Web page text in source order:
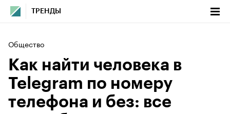
ТРЕНДЫ
Общество
Как найти человека в
Telegram по номеру
телефона и без: все